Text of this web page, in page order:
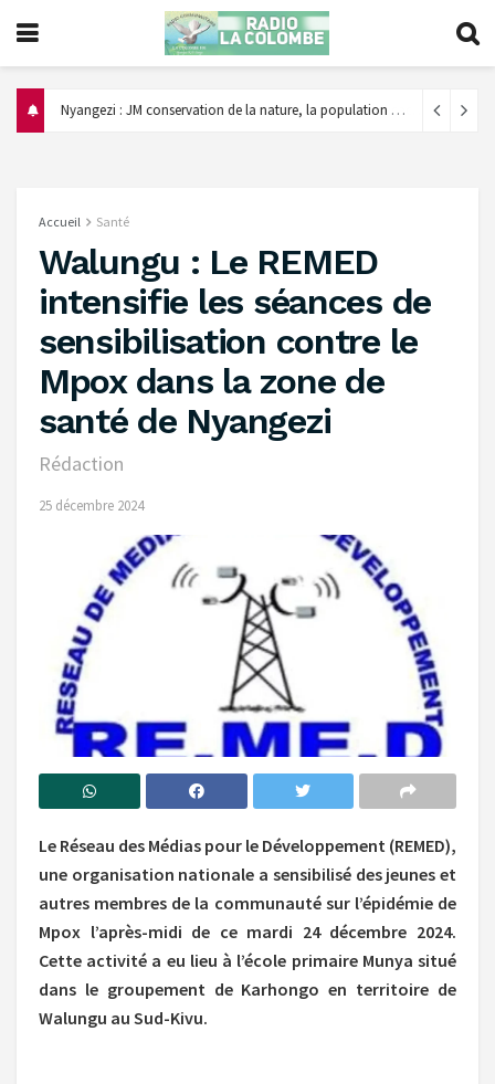
‎Nyangezi : JM conservation de la nature, la population appelée à éviter le feu de brousse et encourager le reboisement ‎
Accueil Santé
Walungu : Le REMED
intensifie les séances de
sensibilisation contre le
Mpox dans la zone de
santé de Nyangezi
Rédaction
25 décembre 2024
Le Réseau des Médias pour le Développement (REMED),
une organisation nationale a sensibilisé des jeunes et
autres membres de la communauté sur l’épidémie de
Mpox l’après-midi de ce mardi 24 décembre 2024.
Cette activité a eu lieu à l’école primaire Munya situé
dans le groupement de Karhongo en territoire de
Walungu au Sud-Kivu.